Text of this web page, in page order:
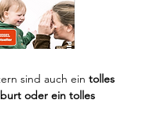
sind auch ein tolles
oder ein tolles